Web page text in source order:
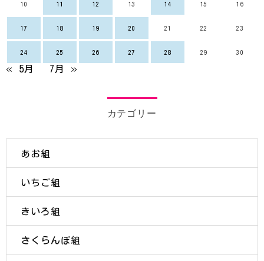
10 11 12 13 14 15 16
17 18 19 20 21 22 23
24 25 26 27 28 29 30
« 5月 7月 »
カテゴリー
あお組
いちご組
きいろ組
さくらんぼ組